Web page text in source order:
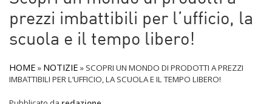
prezzi imbattibili per l’ufficio, la
scuola e il tempo libero!
HOME » NOTIZIE » SCOPRI UN MONDO DI PRODOTTI A PREZZI
IMBATTIBILI PER L’UFFICIO, LA SCUOLA E IL TEMPO LIBERO!